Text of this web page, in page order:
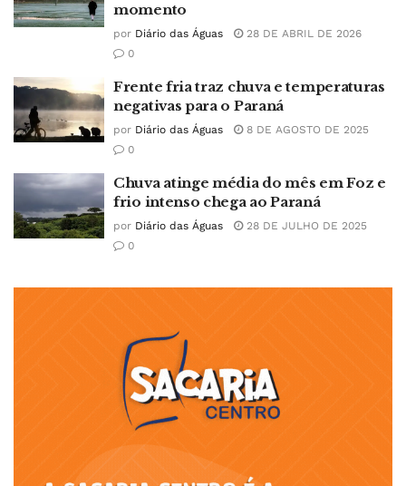
momento
por Diário das Águas
28 DE ABRIL DE 2026
0
Frente fria traz chuva e temperaturas
negativas para o Paraná
por Diário das Águas
8 DE AGOSTO DE 2025
0
Chuva atinge média do mês em Foz e
frio intenso chega ao Paraná
por Diário das Águas
28 DE JULHO DE 2025
0